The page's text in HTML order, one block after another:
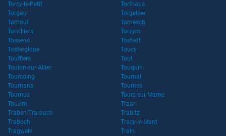
Torcy-le-Petit
Torfhaus
Torgau
Torgelow
Torhout
Tornesch
Torvilliers
Torzym
Tossens
Tostedt
Tosterglope
Toucy
Toufflers
Toul
Toulon-sur-Allier
Touquin
Tourcoing
Tournai
Tournans
Tournes
Tournus
Tours-sur-Marne
Toužim
Traar
Traben-Trarbach
Trabitz
Traboch
Tracy-le-Mont
Tragwein
Train